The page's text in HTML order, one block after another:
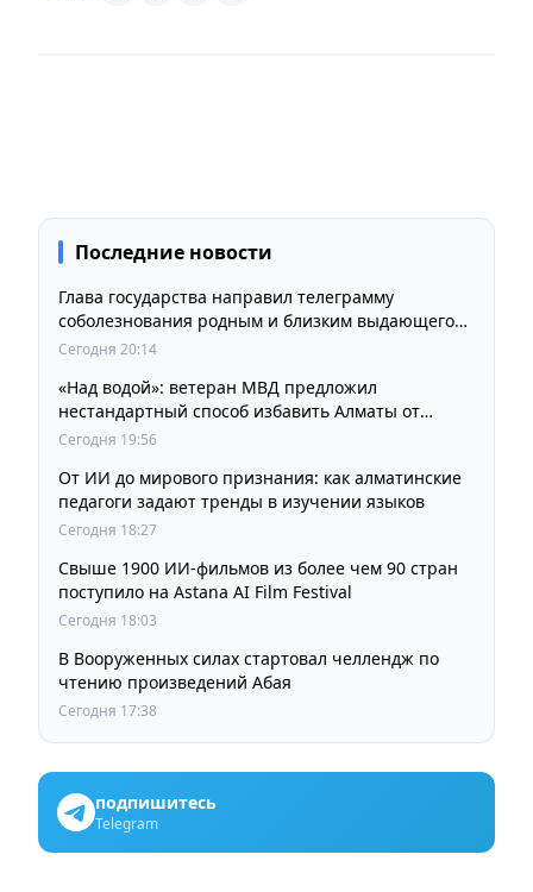
Последние новости
Глава государства направил телеграмму
соболезнования родным и близким выдающегося
кинорежиссера Ардака Амиркулова
Сегодня 20:14
«Над водой»: ветеран МВД предложил
нестандартный способ избавить Алматы от
пробок и смога
Сегодня 19:56
От ИИ до мирового признания: как алматинские
педагоги задают тренды в изучении языков
Сегодня 18:27
Свыше 1900 ИИ-фильмов из более чем 90 стран
поступило на Astana AI Film Festival
Сегодня 18:03
В Вооруженных силах стартовал челлендж по
чтению произведений Абая
Сегодня 17:38
подпишитесь
Telegram